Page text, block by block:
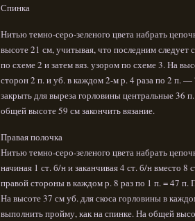
Спинка
Нитью темно-серо-зеленого цвета набрать
высоте 21 см, учитывая, что последним следует
по схеме 2 и затем вяз. узором по схеме 3. На
сторон 2 п. и уб. в каждом 2-м р. 4 раза по 2 п.
закрыть для выреза горловины центральные 36
общей высоте 59 см закончить вязание.
Правая полочка
Нитью темно-серо-зеленого цвета набрать
начиная 1 ст. б/н и заканчивая 4 ст. б/н вместо
правой стороны в каждом р. 8 раз по 1 п. = 47 п.
На высоте 37 см уб. для скоса горловины в
выполнить пройму, как на спинке. На общей